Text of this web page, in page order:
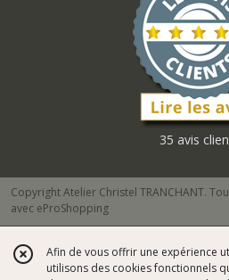
35 avis
Copyright Atelier Christel TRANCHANT.
avec eProShopping
Afin de vous offrir une expérience
utilisons des cookies fonctionnels